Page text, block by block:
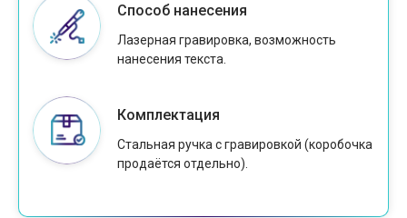
Способ нанесения
Лазерная гравировка, возможность
нанесения текста.
Комплектация
Стальная ручка с гравировкой (коробочка
продаётся отдельно).